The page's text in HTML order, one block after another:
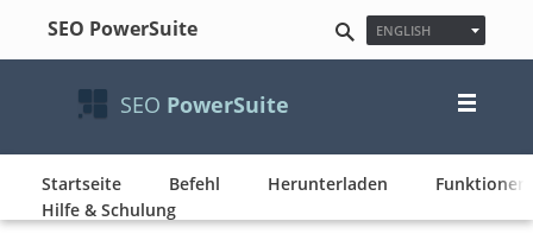
SEO PowerSuite
ENGLISH
ESPAÑOL
DEUTSCH
POLSKI
PУССКИЙ
SEO PowerSuite
Startseite Befehl Herunterladen
Funktionen
Hilfe & Schulung